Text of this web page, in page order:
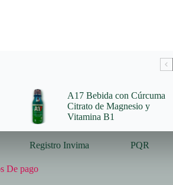
A17 Bebida con Cúrcuma
Citrato de Magnesio y
Vitamina B1
Registro Invima PQR
De pago